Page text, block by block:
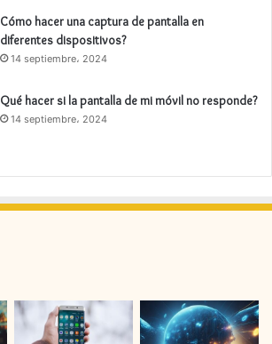
Cómo hacer una captura de pantalla en
diferentes dispositivos?
14 septiembre، 2024
Qué hacer si la pantalla de mi móvil no responde?
14 septiembre، 2024